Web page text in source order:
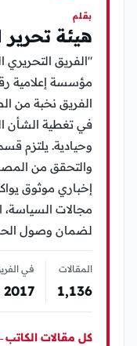
بقلم
هيئة تحرير
"الفريق
الفريق نخبة من
في تغطية الشأن
وحيادية. يلتزم
والتحقق من
إخباري موثوق
مجالات السياسة،
لضمان وصول
المقالات
1٬136
في
2017
كل مقالات الكاتب